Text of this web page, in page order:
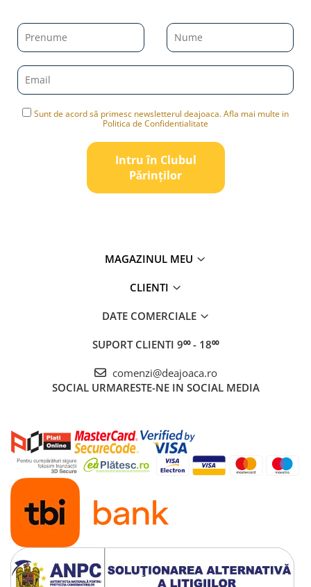
Sunt de acord să primesc newsletterul deajoaca. Afla mai multe in
Politica de Confidentialitate
Intru în Clubul
Pǎrinților
MAGAZINUL MEU
CLIENTI
DATE COMERCIALE
SUPORT CLIENTI 9⁰⁰ - 18⁰⁰
comenzi@deajoaca.ro
SOCIAL URMARESTE-NE IN SOCIAL MEDIA